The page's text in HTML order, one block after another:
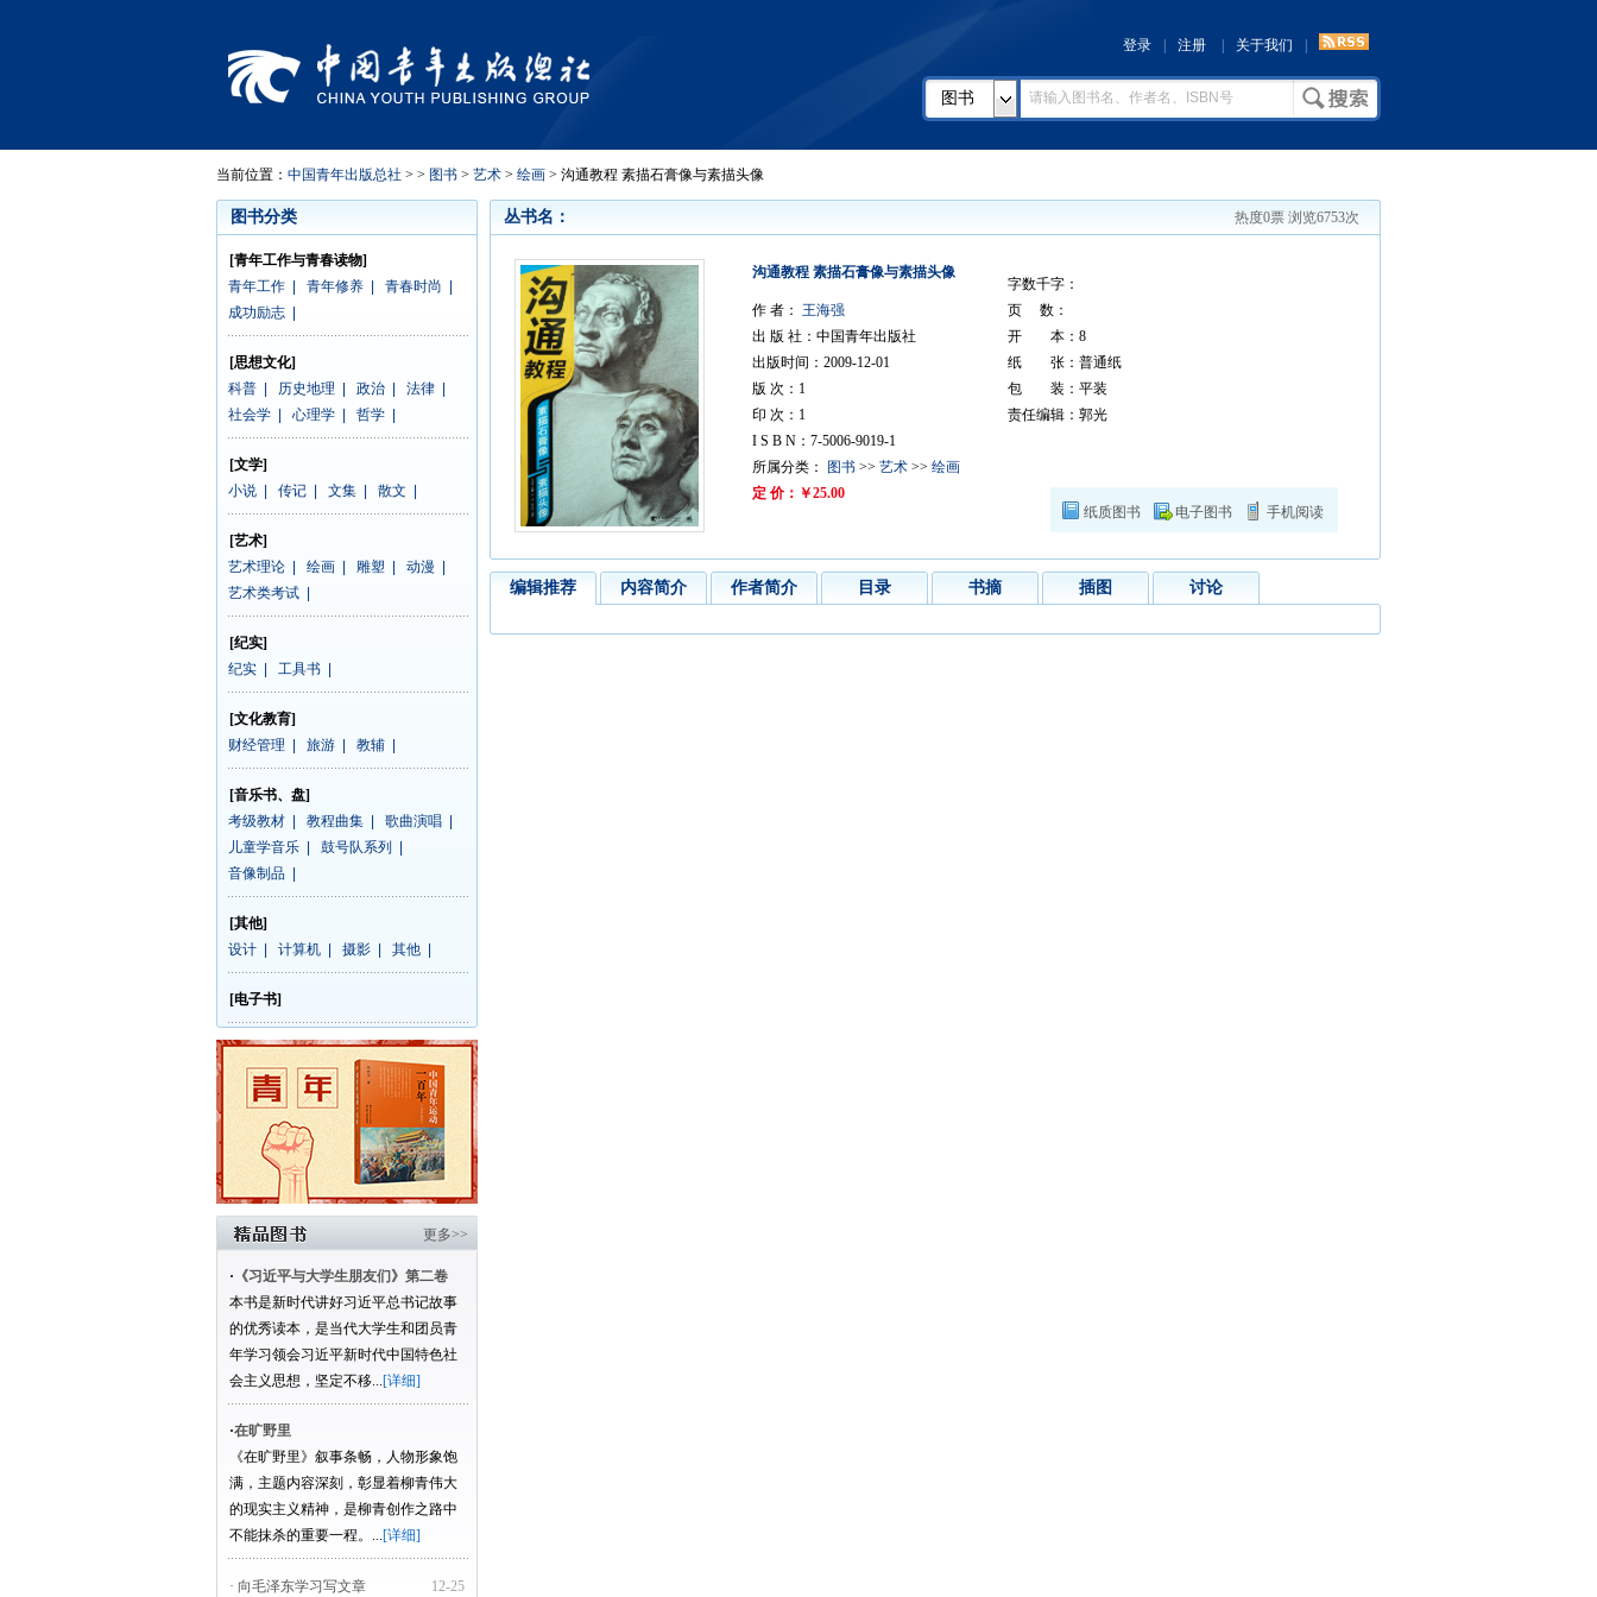
登录 注册 关于我们
图书
当前位置： 中国青年出版总社 > > 图书 > 艺术 > 绘画 > 沟通教程 素描石膏像与素描头像
图书分类
[青年工作与青春读物]
青年工作
青年修养 青春时尚
成功励志
[思想文化]
科普
历史地理 政治 法律
社会学
心理学 哲学
[文学]
小说
传记 文集 散文
[艺术]
艺术理论
绘画 雕塑 动漫
艺术类考试
[纪实]
纪实
工具书
[文化教育]
财经管理
旅游 教辅
[音乐书、盘]
考级教材
教程曲集 歌曲演唱
儿童学音乐
鼓号队系列
音像制品
[其他]
设计
计算机 摄影 其他
[电子书]
更多>>
· 《习近平与大学生朋友们》第二卷
本书是新时代讲好习近平总书记故事
的优秀读本，是当代大学生和团员青
年学习领会习近平新时代中国特色社
会主义思想，坚定不移...[详细]
·在旷野里
《在旷野里》叙事条畅，人物形象饱
满，主题内容深刻，彰显着柳青伟大
的现实主义精神，是柳青创作之路中
不能抹杀的重要一程。...[详细]
12-25
· 向毛泽东学习写文章
热度0票 浏览6753次
丛书名：
纸质图书 电子图书 手机阅读
沟通教程 素描石膏像与素描头像
作 者： 王海强
出 版 社：中国青年出版社
出版时间：2009-12-01
版 次：1
印 次：1
I S B N：7-5006-9019-1
所属分类：
图书 >> 艺术 >> 绘画
定 价：￥25.00
字数千字：
页 数：
开 本：8
纸 张：普通纸
包 装：平装
责任编辑：郭光
编辑推荐 内容简介 作者简介 目录 书摘 插图 讨论